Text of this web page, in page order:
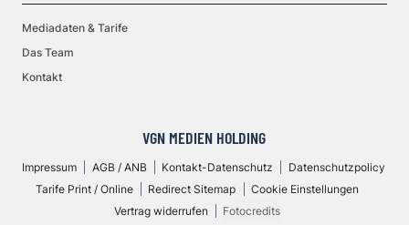
Mediadaten & Tarife
Das Team
Kontakt
VGN MEDIEN HOLDING
Impressum AGB / ANB Kontakt-Datenschutz
Datenschutzpolicy
Tarife Print / Online
Redirect Sitemap
Cookie Einstellungen
Vertrag widerrufen
Fotocredits